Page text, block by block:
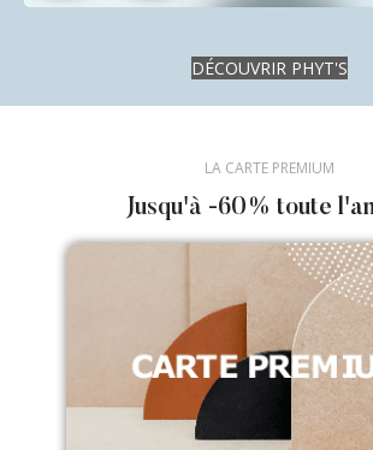
DÉCOUVRIR PHYT'S
LA CARTE PREMIUM
Jusqu'à -60% toute